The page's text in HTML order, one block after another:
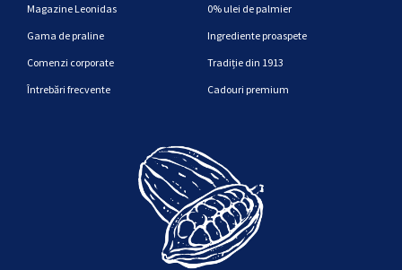
Magazine Leonidas
Gama de praline
Comenzi corporate
Întrebări frecvente
0% ulei de palmier
Ingrediente proaspete
Tradiție din 1913
Cadouri premium